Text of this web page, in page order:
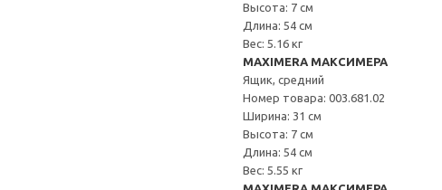
Высота: 7 см
Длина: 54 см
Вес: 5.16 кг
MAXIMERA МАКСИМЕРА
Ящик, средний
Номер товара: 003.681.02
Ширина: 31 см
Высота: 7 см
Длина: 54 см
Вес: 5.55 кг